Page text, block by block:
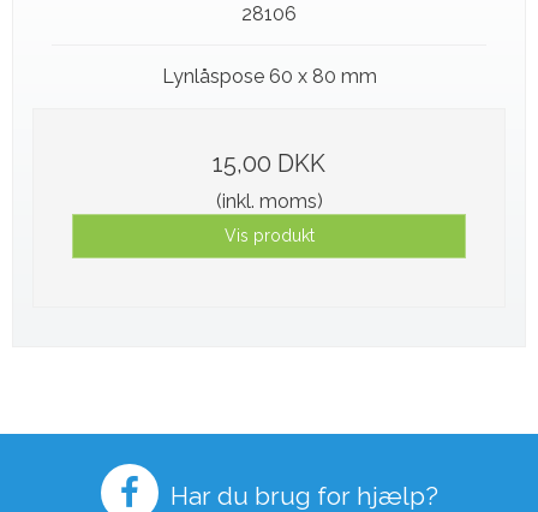
28106
Lynlåspose 60 x 80 mm
15,00 DKK
(inkl. moms)
Vis produkt
Har du brug for hjælp?